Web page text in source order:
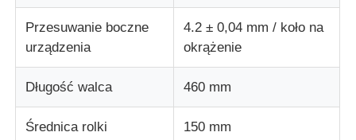
Sprzęt do testowania obuwia
Sprzęt do badania materiałów budowlanych
Przesuwanie boczne
urządzenia
4.2 ± 0,04 mm / koło na
okrążenie
Długość walca 460 mm
Średnica rolki 150 mm